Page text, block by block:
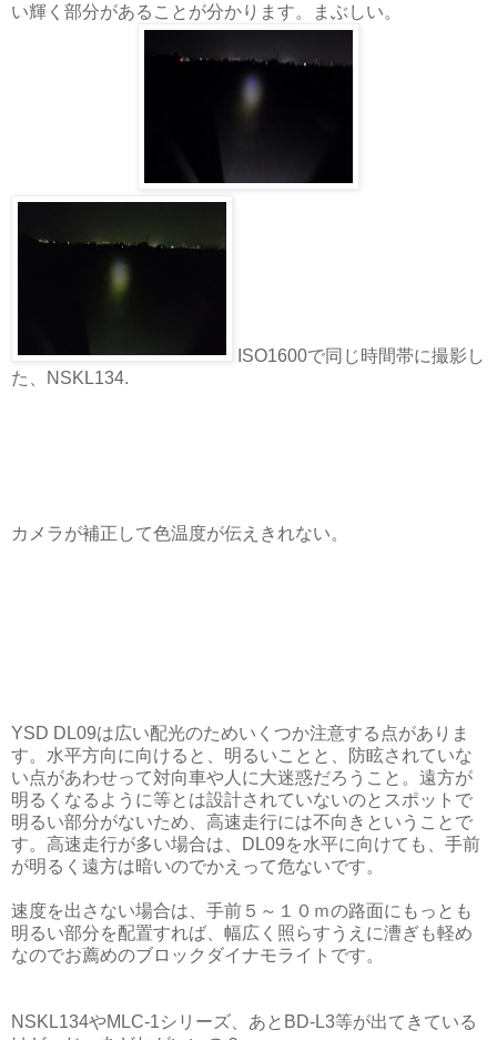
い輝く部分があることが分かります。まぶしい。
ISO1600で同じ時間帯に撮影し
た、NSKL134.
カメラが補正して色温度が伝えきれない。
YSD DL09は広い配光のためいくつか注意する点がありま
す。水平方向に向けると、明るいことと、防眩されていな
い点があわせって対向車や人に大迷惑だろうこと。遠方が
明るくなるように等とは設計されていないのとスポットで
明るい部分がないため、高速走行には不向きということで
す。高速走行が多い場合は、DL09を水平に向けても、手前
が明るく遠方は暗いのでかえって危ないです。
速度を出さない場合は、手前５～１０ｍの路面にもっとも
明るい部分を配置すれば、幅広く照らすうえに漕ぎも軽め
なのでお薦めのブロックダイナモライトです。
NSKL134やMLC-1シリーズ、あとBD-L3等が出てきている